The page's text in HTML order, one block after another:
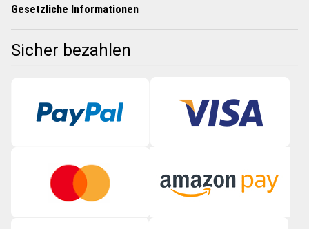
Gesetzliche Informationen
Sicher bezahlen